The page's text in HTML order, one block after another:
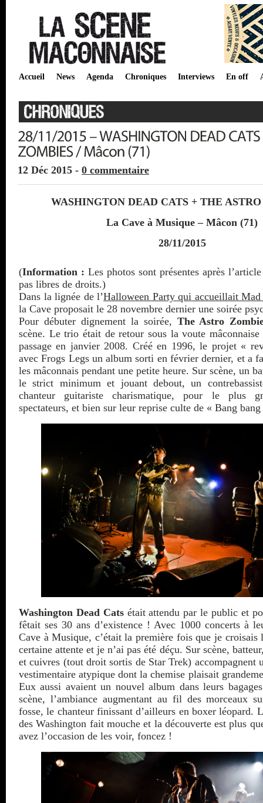
Accueil News Agenda Chroniques Interviews En off
12 Déc 2015 - 0 commentaire
WASHINGTON DEAD CATS + THE
La Cave à Musique – Mâcon (71)
28/11/2015
(Information : Les photos sont présentes après
pas libres de droits.)
Dans la lignée de l’Halloween Party qui accueillait
la Cave proposait le 28 novembre dernier une soirée
Pour débuter dignement la soirée, The Astro
scène. Le trio était de retour sous la voute mâconnaise
passage en janvier 2008. Créé en 1996, le projet «
avec Frogs Legs un album sorti en février dernier, et a
les mâconnais pendant une petite heure. Sur scène, un
le strict minimum et jouant debout, un
chanteur guitariste charismatique, pour le plus
spectateurs, et bien sur leur reprise culte de « Bang
Washington Dead Catsétait attendu par le public et
fêtait ses 30 ans d’existence ! Avec 1000 concerts à
Cave à Musique, c’était la première fois que je croisais
certaine attente et je n’ai pas été déçu. Sur scène,
et cuivres (tout droit sortis de Star Trek) accompagnent
vestimentaire atypique dont la chemise plaisait
Eux aussi avaient un nouvel album dans leurs
scène, l’ambiance augmentant au fil des morceaux
fosse, le chanteur finissant d’ailleurs en boxer léopard.
des Washington fait mouche et la découverte est plus
avez l’occasion de les voir, foncez !